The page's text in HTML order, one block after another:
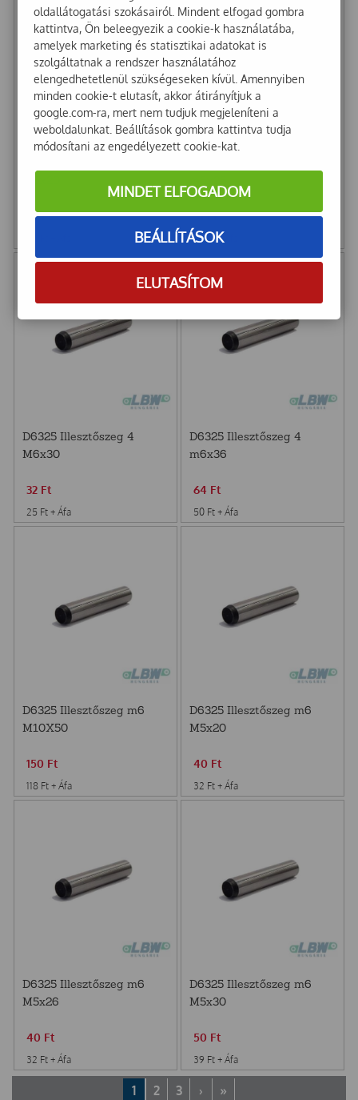
28Ft 51Ft
40Ft + Áfa
D6325 Illesztőszeg 4
M6x30
32 Ft
25 Ft + Áfa
D6325 Illesztőszeg 4
m6x36
64 Ft
50 Ft + Áfa
D6325 Illesztőszeg m6
M10X50
150 Ft
118 Ft + Áfa
D6325 Illesztőszeg m6
M5x20
40 Ft
32 Ft + Áfa
D6325 Illesztőszeg m6
M5x26
40 Ft
32 Ft + Áfa
D6325 Illesztőszeg m6
M5x30
50 Ft
39 Ft + Áfa
1 2 3 › »
oldallátogatási szokásairól. Mindent elfogad gombra
kattintva, Ön beleegyezik a cookie-k használatába,
amelyek marketing és statisztikai adatokat is
szolgáltatnak a rendszer használatához
elengedhetetlenül szükségeseken kívül. Amennyiben
minden cookie-t elutasít, akkor átirányítjuk a
google.com-ra, mert nem tudjuk megjeleníteni a
weboldalunkat. Beállítások gombra kattintva tudja
módosítani az engedélyezett cookie-kat.
MINDET ELFOGADOM
BEÁLLÍTÁSOK
ELUTASÍTOM